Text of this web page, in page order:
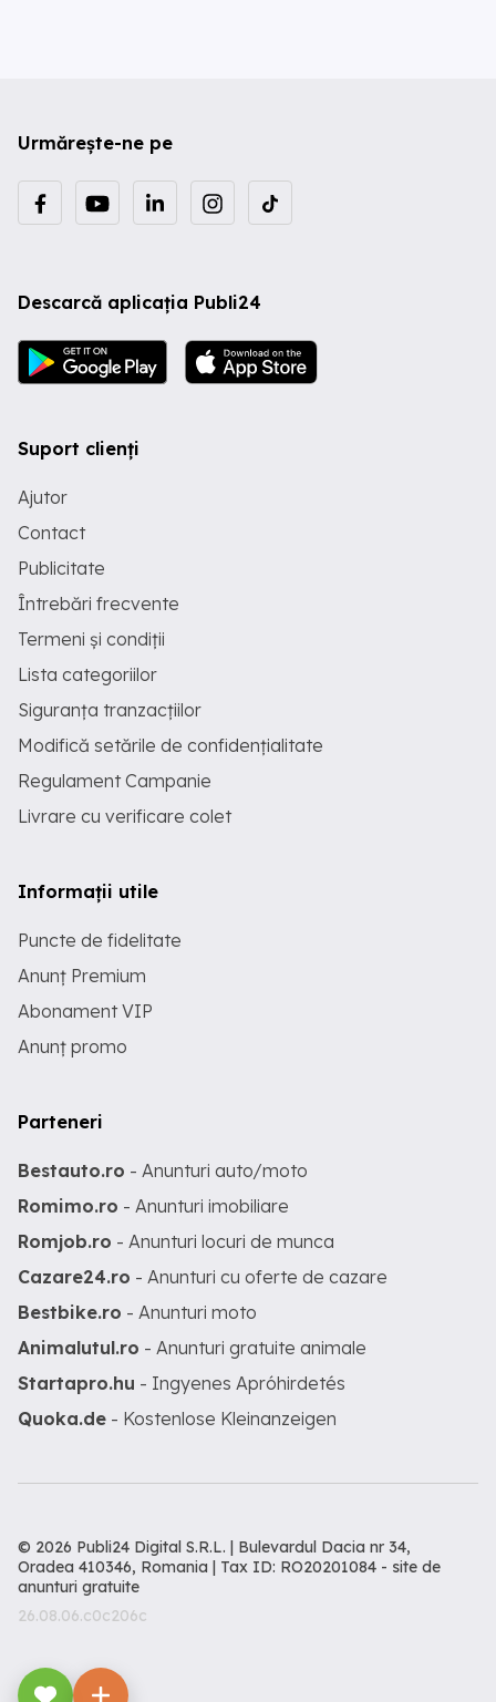
Urmărește-ne pe
Descarcă aplicația Publi24
Suport clienți
Ajutor
Contact
Publicitate
Întrebări frecvente
Termeni și condiții
Lista categoriilor
Siguranța tranzacțiilor
Modifică setările de confidențialitate
Regulament Campanie
Livrare cu verificare colet
Informații utile
Puncte de fidelitate
Anunț Premium
Abonament VIP
Anunț promo
Parteneri
Bestauto.ro - Anunturi auto/moto
Romimo.ro - Anunturi imobiliare
Romjob.ro - Anunturi locuri de munca
Cazare24.ro - Anunturi cu oferte de cazare
Bestbike.ro - Anunturi moto
Animalutul.ro - Anunturi gratuite animale
Startapro.hu - Ingyenes Apróhirdetés
Quoka.de - Kostenlose Kleinanzeigen
© 2026 Publi24 Digital S.R.L. | Bulevardul Dacia nr 34,
Oradea 410346, Romania | Tax ID: RO20201084 - site de
anunturi gratuite
26.08.06.c0c206c